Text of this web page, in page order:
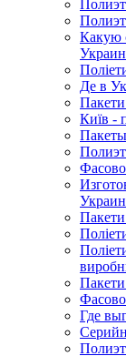
Какую
Де в
Пакети
Київ -
Где